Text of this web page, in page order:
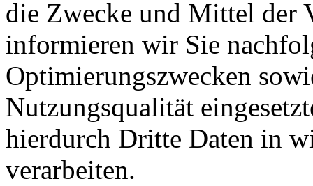
die Zwecke und Mittel der
informieren wir Sie
Optimierungszwecken
Nutzungsqualität
hierdurch Dritte Daten in
verarbeiten.